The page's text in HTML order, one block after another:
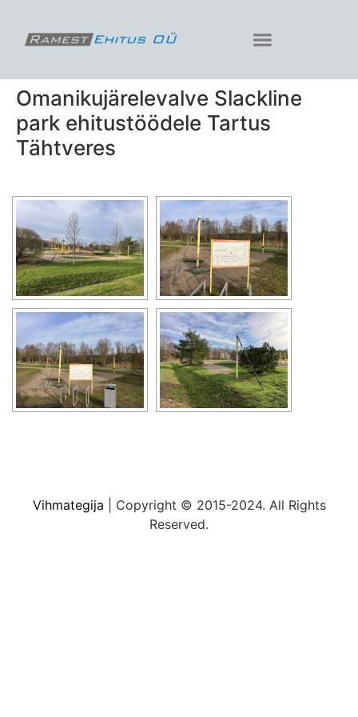
Omanikujärelevalve Slackline
park ehitustöödele Tartus
Tähtveres
Vihmategija | Copyright © 2015-2024. All Rights
Reserved.